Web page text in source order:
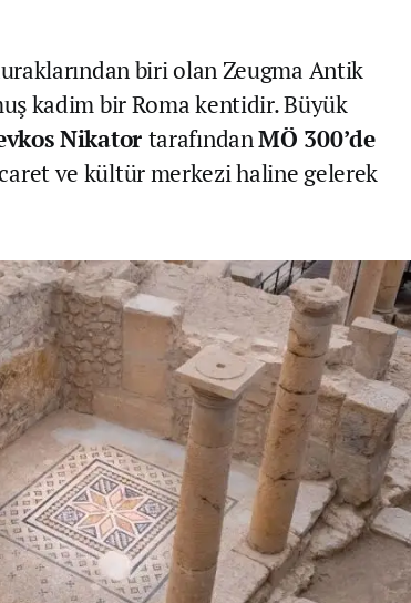
biri olan Zeugma Antik
kadim bir Roma kentidir. Büyük
Nikator tarafındanMÖ 300’de
ve kültür merkezi haline gelerek